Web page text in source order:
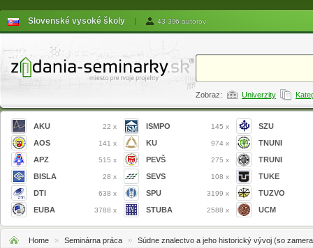
Slovenské vysoké školy | 43 396 autorov
Zobraz: Univerzity
AKU 22 x
AOS 141 x
APZ 515 x
BISLA 28 x
DTI 638 x
EUBA 3788 x
ISMPO 145 x
KU 974 x
PEVŠ 275 x
SEVS 108 x
SPU 3199 x
STUBA 2588 x
SZU
TNUNI
TRUNI
TUKE
TUZVO
UCM
Home » Seminárna práca » Súdne znalectvo a jeho historický vývoj (so